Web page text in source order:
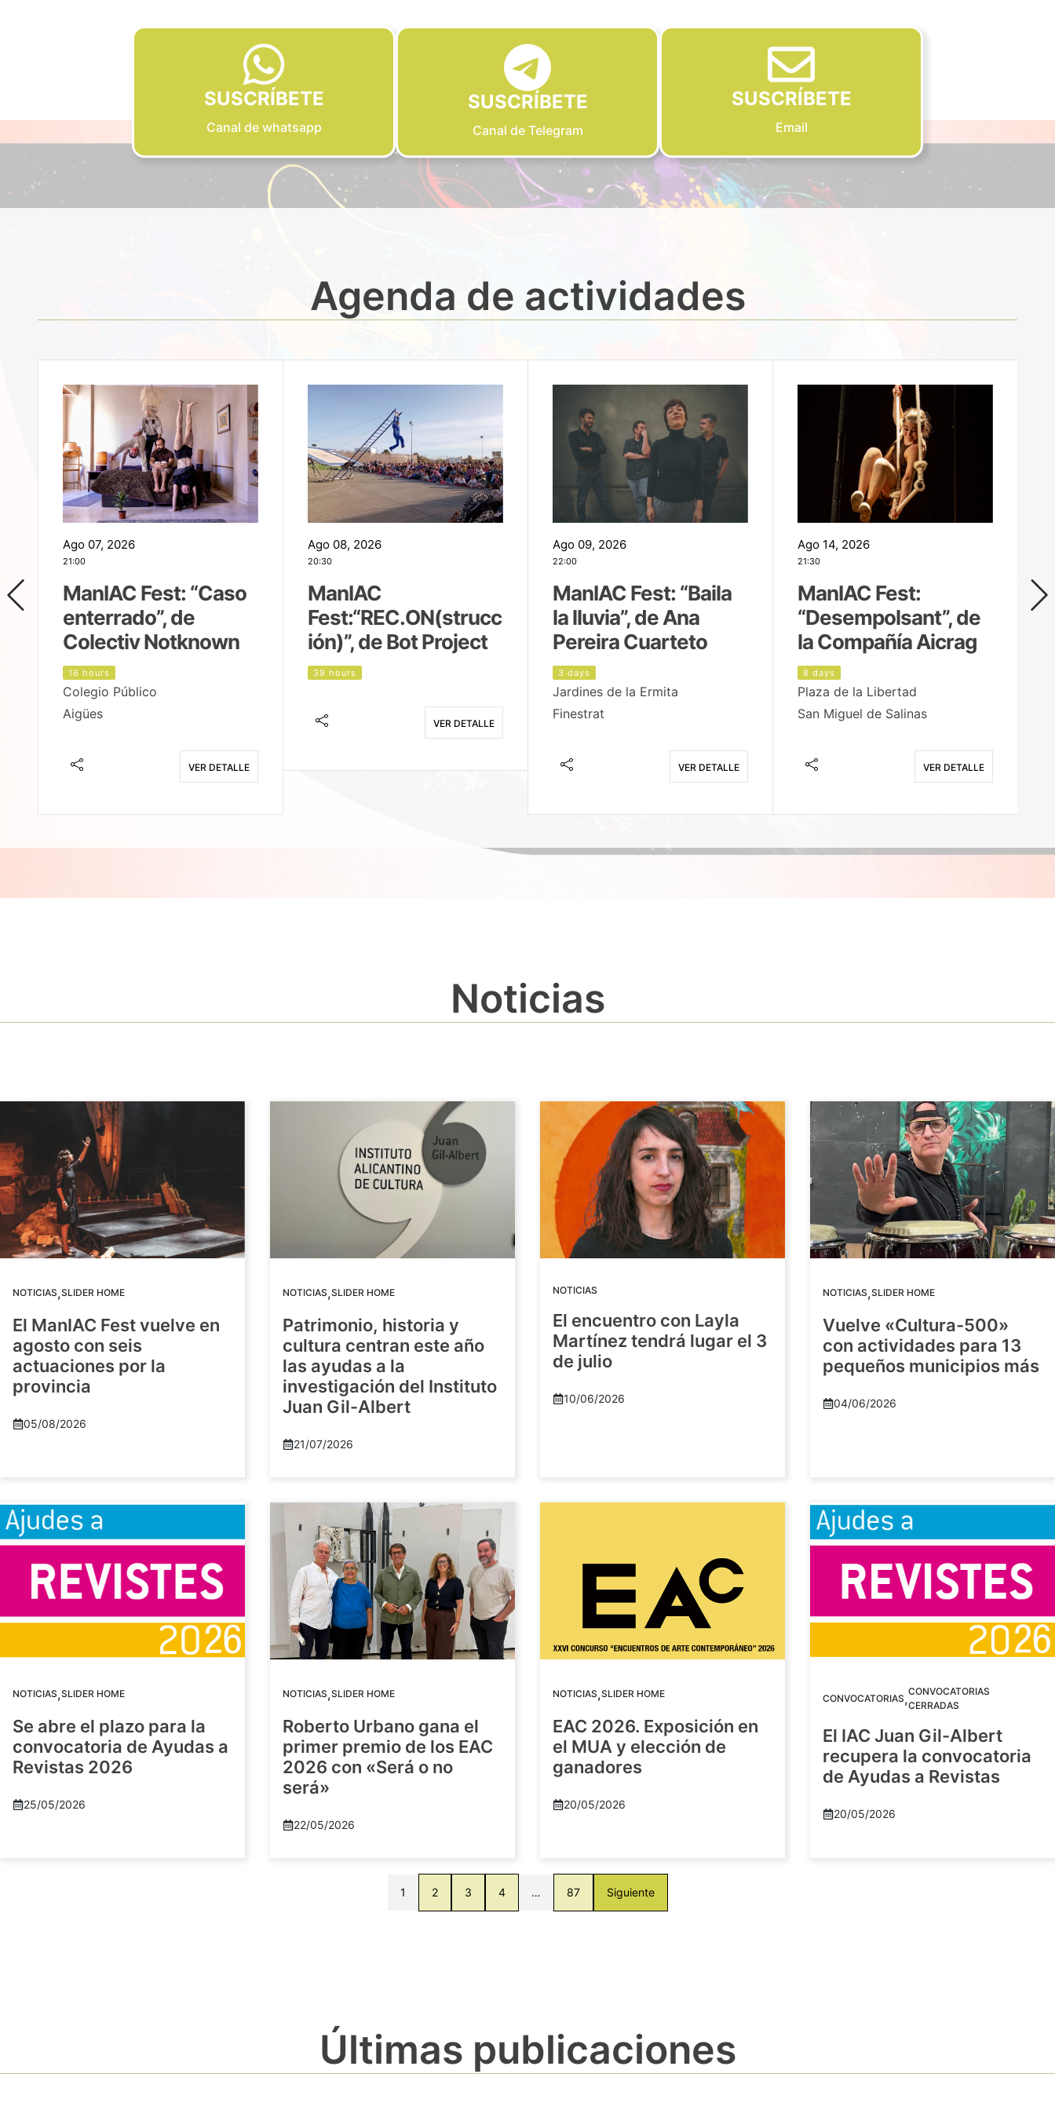
SUSCRÍBETE
Canal de whatsapp
SUSCRÍBETE
Canal de Telegram
SUSCRÍBETE
Email
Agenda de actividades
Ago 07, 2026
21:00
ManIAC Fest: “Caso
enterrado”, de
Colectiv Notknown
16 hours
Colegio Público
Aigües
VER DETALLE
Ago 08, 2026
20:30
ManIAC
Fest:“REC.ON(strucc
ión)”, de Bot Project
39 hours
VER DETALLE
Ago 09, 2026
22:00
ManIAC Fest: “Baila
la lluvia”, de Ana
Pereira Cuarteto
3 days
Jardines de la Ermita
Finestrat
VER DETALLE
Ago 14, 2026
21:30
ManIAC Fest:
“Desempolsant”, de
la Compañía Aicrag
8 days
Plaza de la Libertad
San Miguel de Salinas
VER DETALLE
Noticias
NOTICIAS,SLIDER HOME
El ManIAC Fest vuelve en
agosto con seis
actuaciones por la
provincia
05/08/2026
NOTICIAS,SLIDER HOME
Patrimonio, historia y
cultura centran este año
las ayudas a la
investigación del Instituto
Juan Gil-Albert
21/07/2026
NOTICIAS
El encuentro con Layla
Martínez tendrá lugar el 3
de julio
10/06/2026
NOTICIAS,SLIDER HOME
Vuelve «Cultura-500»
con actividades para 13
pequeños municipios más
04/06/2026
NOTICIAS,SLIDER HOME
Se abre el plazo para la
convocatoria de Ayudas a
Revistas 2026
25/05/2026
NOTICIAS,SLIDER HOME
Roberto Urbano gana el
primer premio de los EAC
2026 con «Será o no
será»
22/05/2026
NOTICIAS,SLIDER HOME
EAC 2026. Exposición en
el MUA y elección de
ganadores
20/05/2026
CONVOCATORIAS,CONVOCATORIAS
CERRADAS
El IAC Juan Gil-Albert
recupera la convocatoria
de Ayudas a Revistas
20/05/2026
1 2 3 4 … 87 Siguiente
Últimas publicaciones